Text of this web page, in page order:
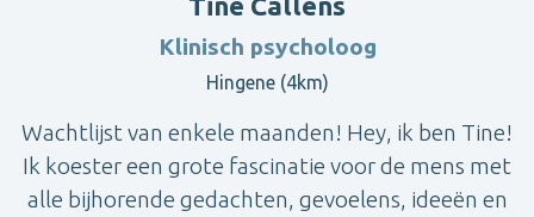
Klinisch psycholoog
Hingene (4km)
Wachtlijst van enkele maanden! Hey, ik ben Tine!
Ik koester een grote fascinatie voor de mens met
alle bijhorende gedachten, gevoelens, ideeën en